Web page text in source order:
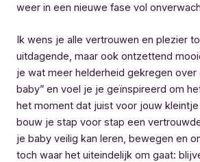
weer in een nieuwe fase vol
Ik wens je alle vertrouwen en plezier
uitdagende, maar ook ontzettend
je wat meer helderheid gekregen over
baby” en voel je je geïnspireerd om
het moment dat juist voor jouw
bouw je stap voor stap een
je baby veilig kan leren, bewegen en
toch waar het uiteindelijk om gaat: